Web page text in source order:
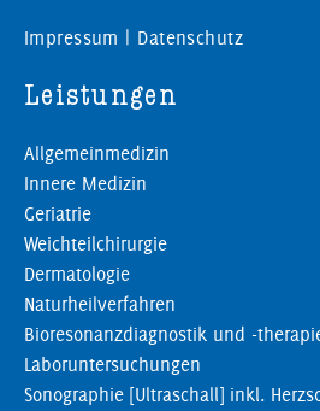
Impressum | Datenschutz
Leistungen
Allgemeinmedizin
Innere Medizin
Geriatrie
Weichteilchirurgie
Dermatologie
Naturheilverfahren
Bioresonanzdiagnostik und -
Laboruntersuchungen
Sonographie [Ultraschall] inkl.